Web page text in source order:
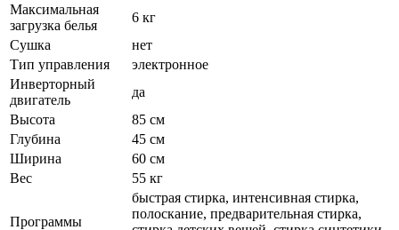
Максимальная
загрузка белья
6 кг
Сушка
нет
Тип управления
электронное
Инверторный
двигатель
да
Высота
85 см
Глубина
45 см
Ширина
60 см
Вес
55 кг
Программы
быстрая стирка, интенсивная стирка,
полоскание, предварительная стирка,